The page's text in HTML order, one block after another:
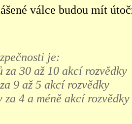
válce budou mít
je:
až 10 akcí rozvědky
až 5 akcí rozvědky
a méně akcí rozvědky